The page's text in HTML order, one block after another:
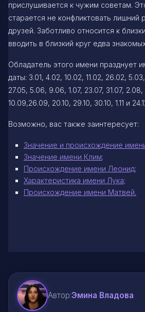
прислушивается к чужим советам.
старается не конфликтовать лишний
друзей. Заботливо относится к
вводить в близкий круг едва
Обладатель этого имени празднует
даты: 3.01, 4.02, 10.02, 11.02, 26.02,
27.05, 5.06, 9.06, 1.07, 23.07, 31.07,
10.09,26.09, 20.10, 29.10, 30.10, 1.11 и
Возможно, вас также заинтересует:
Значение и происхождение
Значение имени Клим;
Происхождение имени Леонид;
Характеристика имени Лука;
Происхождение имени Матвей.
Автор:Эмина Владова